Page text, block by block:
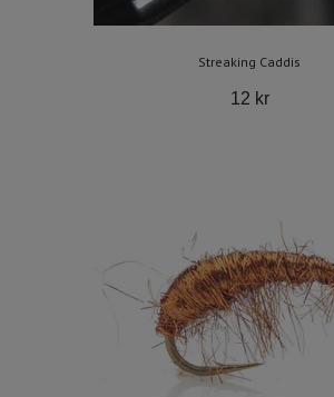
Streaking Caddis
12 kr